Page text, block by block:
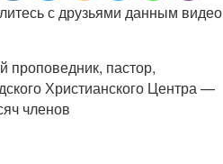
с друзьями данным видео
пастор,
Христианского Центра —
членов